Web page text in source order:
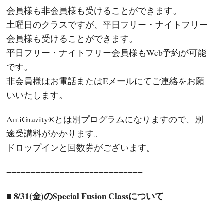
会員様も非会員様も受けることができます。
土曜日のクラスですが、平日フリー・ナイトフリー
会員様も受けることができます。
平日フリー・ナイトフリー会員様もWeb予約が可能
です。
非会員様はお電話またはEメールにてご連絡をお願
いいたします。
AntiGravity®とは別プログラムになりますので、別
途受講料がかかります。
ドロップインと回数券がございます。
−−−−−−−−−−−−−−−−−−−−−−−−−−−−
■ 8/31(金)のSpecial Fusion Classについて